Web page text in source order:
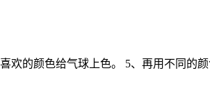
的颜色给气球上色。 5、再用不同的颜